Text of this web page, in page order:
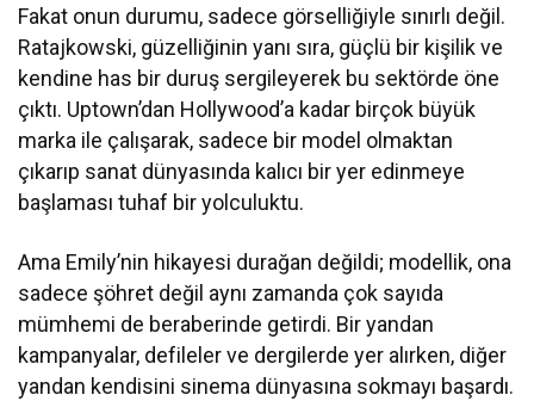
Fakat onun durumu, sadece görselliğiyle sınırlı değil.
Ratajkowski, güzelliğinin yanı sıra, güçlü bir kişilik ve
kendine has bir duruş sergileyerek bu sektörde öne
çıktı. Uptown’dan Hollywood’a kadar birçok büyük
marka ile çalışarak, sadece bir model olmaktan
çıkarıp sanat dünyasında kalıcı bir yer edinmeye
başlaması tuhaf bir yolculuktu.
Ama Emily’nin hikayesi durağan değildi; modellik, ona
sadece şöhret değil aynı zamanda çok sayıda
mümhemi de beraberinde getirdi. Bir yandan
kampanyalar, defileler ve dergilerde yer alırken, diğer
yandan kendisini sinema dünyasına sokmayı başardı.